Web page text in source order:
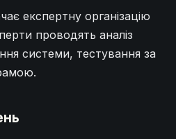
експертну організацію
проводять аналіз
системи, тестування за